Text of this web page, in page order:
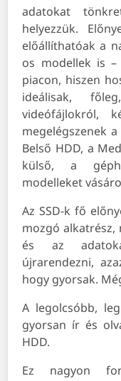
adatokat
helyezzük.
előállíthatóak a
os modellek is
piacon, hiszen
ideálisak,
videófájlokról,
megelégszenek
Belső HDD, a
külső, a
modelleket
Az SSD-k fő
mozgó
és az
újrarendezni,
hogy gyorsak.
A legolcsóbb,
gyorsan ír és
HDD.
Ez nagyon